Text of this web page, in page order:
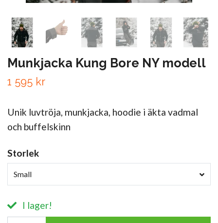
Munkjacka Kung Bore NY modell
1 595 kr
Unik luvtröja, munkjacka, hoodie i äkta vadmal
och buffelskinn
Storlek
Small
I lager!